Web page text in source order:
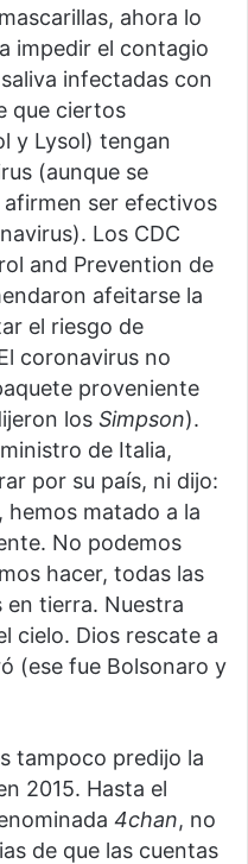
ahora lo
impedir el contagio
infectadas con
que ciertos
y Lysol) tengan
(aunque se
ser efectivos
Los CDC
and Prevention de
afeitarse la
el riesgo de
coronavirus no
proveniente
los Simpson).
de Italia,
por su país, ni dijo:
hemos matado a la
No podemos
hacer, todas las
en tierra. Nuestra
cielo. Dios rescate a
(ese fue Bolsonaro y
tampoco predijo la
2015. Hasta el
4chan, no
de que las cuentas